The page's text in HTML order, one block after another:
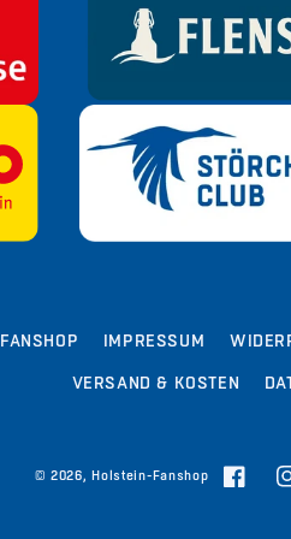
FANSHOP IMPRESSUM
VERSAND & KOSTEN
© 2026,Holstein-Fanshop